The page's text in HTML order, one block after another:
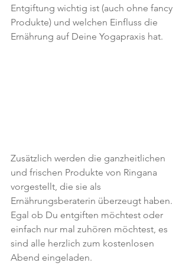
Entgiftung wichtig ist (auch ohne fancy
Produkte) und welchen Einfluss die
Ernährung auf Deine Yogapraxis hat.
Zusätzlich werden die ganzheitlichen
und frischen Produkte von Ringana
vorgestellt, die sie als
Ernährungsberaterin überzeugt haben.
Egal ob Du entgiften möchtest oder
einfach nur mal zuhören möchtest, es
sind alle herzlich zum kostenlosen
Abend eingeladen.